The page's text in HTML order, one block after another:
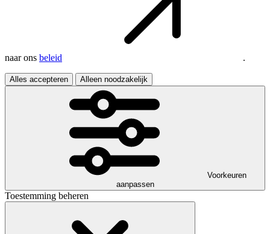
naar ons beleid .
Alles accepteren Alleen noodzakelijk
Voorkeuren
aanpassen
Toestemming beheren